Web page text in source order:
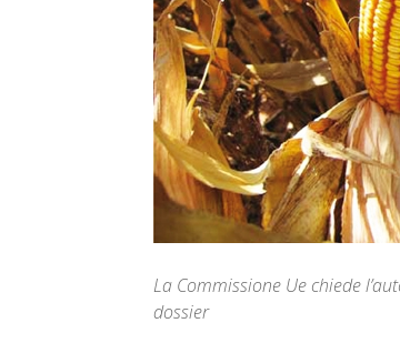
La Commissione Ue chiede
dossier